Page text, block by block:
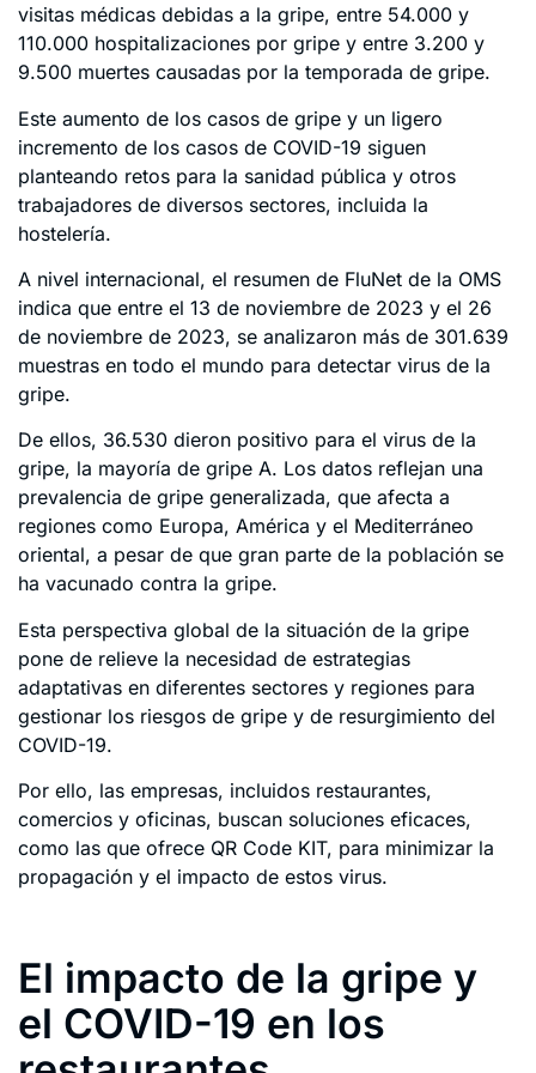
visitas médicas debidas a la gripe, entre 54.000 y
110.000 hospitalizaciones por gripe y entre 3.200 y
9.500 muertes causadas por la temporada de gripe.
Este aumento de los casos de gripe y un ligero
incremento de los casos de COVID-19 siguen
planteando retos para la sanidad pública y otros
trabajadores de diversos sectores, incluida la
hostelería.
A nivel internacional, el resumen de FluNet de la OMS
indica que entre el 13 de noviembre de 2023 y el 26
de noviembre de 2023, se analizaron más de 301.639
muestras en todo el mundo para detectar virus de la
gripe.
De ellos, 36.530 dieron positivo para el virus de la
gripe, la mayoría de gripe A. Los datos reflejan una
prevalencia de gripe generalizada, que afecta a
regiones como Europa, América y el Mediterráneo
oriental, a pesar de que gran parte de la población se
ha vacunado contra la gripe.
Esta perspectiva global de la situación de la gripe
pone de relieve la necesidad de estrategias
adaptativas en diferentes sectores y regiones para
gestionar los riesgos de gripe y de resurgimiento del
COVID-19.
Por ello, las empresas, incluidos restaurantes,
comercios y oficinas, buscan soluciones eficaces,
como las que ofrece QR Code KIT, para minimizar la
propagación y el impacto de estos virus.
El impacto de la gripe y
el COVID-19 en los